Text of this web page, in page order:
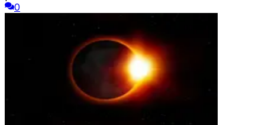
0